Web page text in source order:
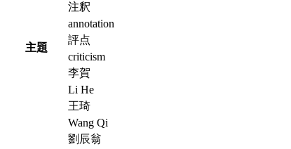
主題
注釈
annotation
評点
criticism
李賀
Li He
王琦
Wang Qi
劉辰翁